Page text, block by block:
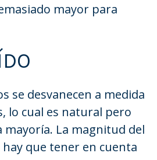
mayor para
se desvanecen a medida
lo cual es natural pero
mayoría. La magnitud del
que tener en cuenta